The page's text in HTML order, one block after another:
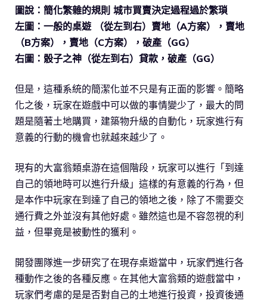
圖說：簡化繁雜的規則 城市買賣決定過程過於繁瑣
左圖：一般的桌遊 （從左到右）賣地（A方案），賣地
（B方案），賣地（C方案），破產（GG）
右圖：骰子之神（從左到右）貸款，破產（GG）
但是，這種系統的簡潔化並不只是有正面的影響。簡略
化之後，玩家在遊戲中可以做的事情變少了，最大的問
題是隨著土地購買，建築物升級的自動化，玩家進行有
意義的行動的機會也就越來越少了。
現有的大富翁類桌游在這個階段，玩家可以進行「到達
自己的領地時可以進行升級」這樣的有意義的行為，但
是本作中玩家在到達了自己的領地之後，除了不需要交
通行費之外並沒有其他好處。雖然這也是不容忽視的利
益，但畢竟是被動性的獲利。
開發團隊進一步研究了在現存桌遊當中，玩家們進行各
種動作之後的各種反應。在其他大富翁類的遊戲當中，
玩家們考慮的是是否對自己的土地進行投資，投資後通